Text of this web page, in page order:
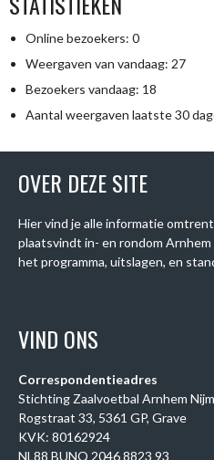
Online bezoekers: 0
Weergaven van vandaag: 27
Bezoekers vandaag: 18
Aantal weergaven laatste 30
OVER DEZE SITE
Hier vind je alle informatie
plaatsvindt in- en rondom
het programma, uitslagen, en
VIND ONS
Correspondentieadres
Stichting Zaalvoetbal Arnhem
Rogstraat 33, 5361 GP, Grave
KVK: 80162924
NL88 BUNQ 2046 8823 93